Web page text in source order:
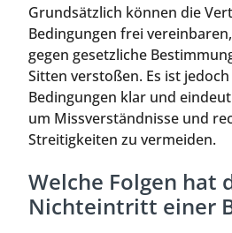
Grundsätzlich können die
Bedingungen frei
gegen gesetzliche
Sitten verstoßen. Es ist
Bedingungen klar und
um Missverständnisse und
Streitigkeiten zu vermeiden.
Welche Folgen hat
Nichteintritt einer